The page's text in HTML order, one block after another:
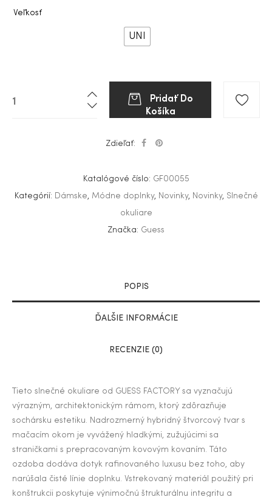
Veľkosť
UNI
Pridať Do
Košíka
Zdieľať:
Katalógové číslo: GF00055
Kategórií: Dámske, Módne doplnky, Novinky, Novinky, Slnečné
okuliare
Značka: Guess
POPIS
ĎALŠIE INFORMÁCIE
RECENZIE (0)
Tieto slnečné okuliare od GUESS FACTORY sa vyznačujú
výrazným, architektonickým rámom, ktorý zdôrazňuje
sochársku estetiku. Nadrozmerný hybridný štvorcový tvar s
mačacím okom je vyvážený hladkými, zužujúcimi sa
straničkami s prepracovaným kovovým kovaním. Táto
ozdoba dodáva dotyk rafinovaného luxusu bez toho, aby
narúšala čisté línie doplnku. Vstrekovaný materiál použitý pri
konštrukcii poskytuje výnimočnú štrukturálnu integritu a